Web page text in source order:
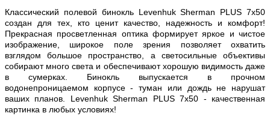
Классический полевой бинокль Levenhuk Sherman PLUS 7x50
создан для тех, кто ценит качество, надежность и комфорт!
Прекрасная просветленная оптика формирует яркое и чистое
изображение, широкое поле зрения позволяет охватить
взглядом большое пространство, а светосильные объективы
собирают много света и обеспечивают хорошую видимость даже
в сумерках. Бинокль выпускается в прочном
водонепроницаемом корпусе - туман или дождь не нарушат
ваших планов. Levenhuk Sherman PLUS 7x50 - качественная
картинка в любых условиях!